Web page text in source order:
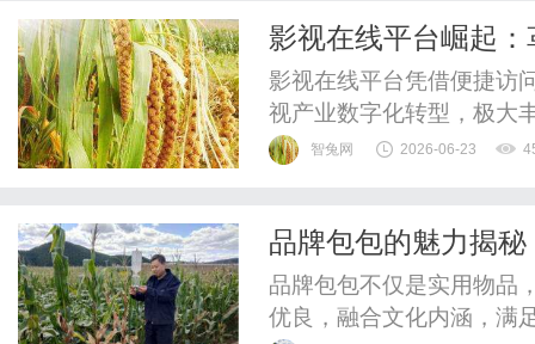
影视在线平台崛起
影视在线平台凭借便捷访
视产业数字化转型，极大
智兔网 2026-06-23
品牌包包的魅力揭
品牌包包不仅是实用物品
优良，融合文化内涵，满